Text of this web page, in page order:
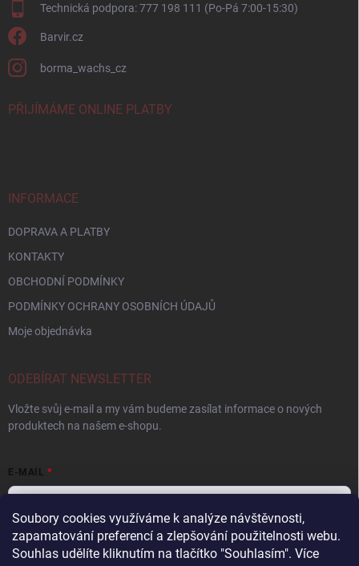
Soubory cookies využíváme k analýze návštěvnosti,
zapamatování preferencí a zlepšování použitelnosti webu.
Souhlas udělíte kliknutím na tlačítko "Souhlasím". Více
Technická podpora: 777 198 111 (Po-Pá 7:00-15:30)
Barvir.cz
borma_wachs_cz
PŘIJÍMÁME ONLINE PLATBY
INFORMACE
DOPRAVA A PLATBY
KONTAKTY
OBCHODNÍ PODMÍNKY
PODMÍNKY OCHRANY OSOBNÍCH ÚDAJŮ
Moje objednávka
ODEBÍRAT NEWSLETTER
Vložte svůj e-mail a my vám budeme zasílat informace o nových
produktech na našem e-shopu.
E-MAIL
Vložením e-mailu souhlasíte s podmínkami ochrany osobních údajů